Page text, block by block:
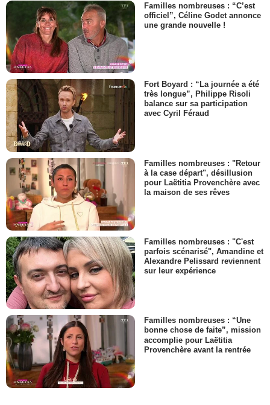
Familles nombreuses : “C’est
officiel”, Céline Godet annonce
une grande nouvelle !
Fort Boyard : “La journée a été
très longue”, Philippe Risoli
balance sur sa participation
avec Cyril Féraud
Familles nombreuses : "Retour
à la case départ", désillusion
pour Laëtitia Provenchère avec
la maison de ses rêves
Familles nombreuses : "C'est
parfois scénarisé", Amandine et
Alexandre Pelissard reviennent
sur leur expérience
Familles nombreuses : “Une
bonne chose de faite”, mission
accomplie pour Laëtitia
Provenchère avant la rentrée